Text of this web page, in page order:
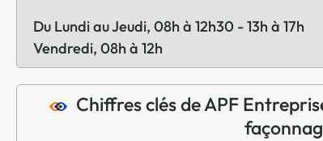
Du Lundi au Jeudi, 08h à 12h30 - 13h à 17h
Vendredi, 08h à 12h
Chiffres clés de APF